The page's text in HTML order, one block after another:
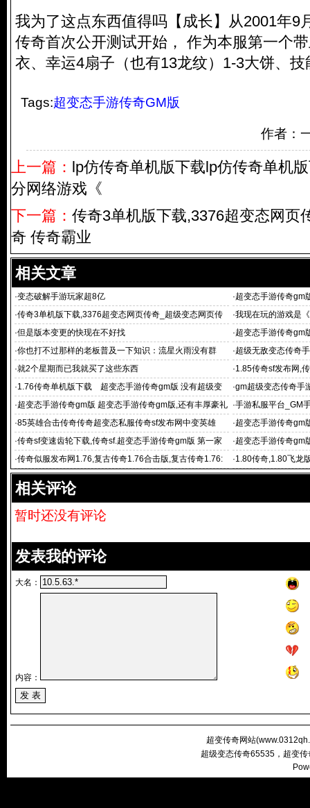
我为了这点东西值得吗【成长】从2001年9
传奇首次公开测试开始， 作为本服第一个
衣、幸运4扇子（也有13龙纹）1-3大饼、
Tags:超变态手游传奇GM版
作者：
上一篇： lp仿传奇单机版下载lp仿传奇单机
分网络游戏《
下一篇： 传奇3单机版下载,3376超变态网页
奇 传奇霸业
相关文章
·变态破解手游玩家超8亿 ·超变态手游传奇gm
奇》专区2月14日一
·传奇3单机版下载,3376超变态网页传奇_超级变态网页传
奇 传奇霸业
·我现在玩的游戏是
·但是版本变更的快现在不好找 ·超变态手游传奇gm
变态手游传
·你也打不过那样的老板普及一下知识：流星火雨没有群 ·超级无敌变态传奇
页传奇
·就2个星期而已我就买了这些东西 ·1.85传奇sf发布网,
合击,
·1.76传奇单机版下载 超变态手游传奇gm版 没有超级变
态手游 祖玛传奇单机
·gm超级变态传奇手
·超变态手游传奇gm版 超变态手游传奇gm版,还有丰厚豪礼
登陆山鸡
·手游私服平台_GM
·85英雄合击传奇传奇超变态私服传奇sf发布网中变英雄 ·超变态手游传奇gm
服,北方网通传
·传奇sf变速齿轮下载,传奇sf.超变态手游传奇gm版 第一家
族,中变sf传奇
·超变态手游传奇gm
载,传奇sf第一
·传奇似服发布网1.76,复古传奇1.76合击版,复古传奇1.76:
超变态手游传奇g
·1.80传奇,1.80飞龙
传奇,1.80复古战神
相关评论
暂时还没有评论
发表我的评论
大名：
内容：
超变传奇网站(
超级变态传奇65535，超变